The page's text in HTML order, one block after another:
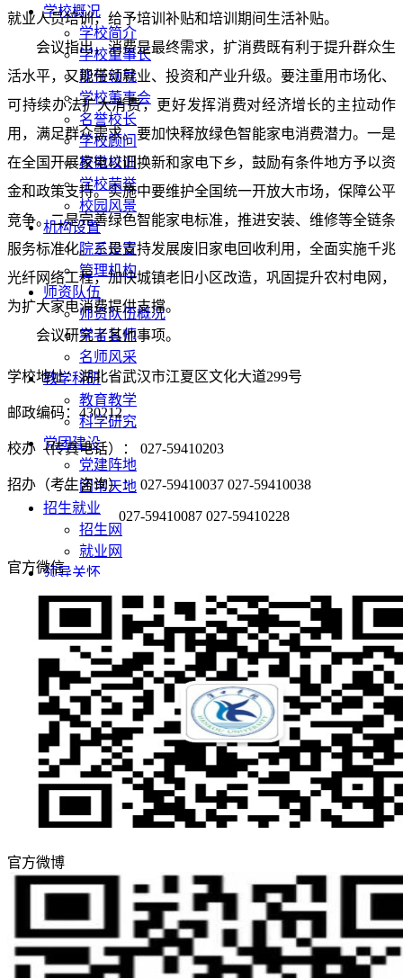
学校概况
学校简介
学校董事长
现任领导
学校董事会
名誉校长
学校顾问
校徽校训
学校荣誉
校园风景
机构设置
院系设置
管理机构
师资队伍
师资队伍概况
学者名师
名师风采
教学科研
教育教学
科学研究
党团建设
党建阵地
团学天地
招生就业
招生网
就业网
领导关怀
评估工作
学生
教职工
智慧汉院
图书馆
信息公开
邮件系统
人才招聘
就业人员培训，给予培训补贴和培训期间生活补贴。
会议指出，消费是最终需求，扩消费既有利于提升群众生
活水平，又能带动就业、投资和产业升级。要注重用市场化、
可持续办法扩大消费，更好发挥消费对经济增长的主拉动作
用，满足群众需求。要加快释放绿色智能家电消费潜力。一是
在全国开展家电以旧换新和家电下乡，鼓励有条件地方予以资
金和政策支持。实施中要维护全国统一开放大市场，保障公平
竞争。二是完善绿色智能家电标准，推进安装、维修等全链条
服务标准化。三是支持发展废旧家电回收利用，全面实施千兆
光纤网络工程，加快城镇老旧小区改造，巩固提升农村电网，
为扩大家电消费提供支撑。
会议研究了其他事项。
学校地址：湖北省武汉市江夏区文化大道299号
邮政编码：430212
校办（传真电话）： 027-59410203
招办（考生咨询）： 027-59410037 027-59410038
027-59410087 027-59410228
官方微信
官方微博